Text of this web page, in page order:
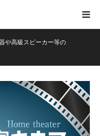
や高級スピーカー等の